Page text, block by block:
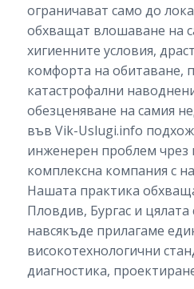
ограничават само до
обхващат влошаване на
хигиенните условия,
комфорта на обитаване,
катастрофални
обезценяване на самия
във Vik-Uslugi.info
инженерен проблем чрез
комплексна компания с
Нашата практика
Пловдив, Бургас и цялата
навсякъде прилагаме
високотехнологични
диагностика,